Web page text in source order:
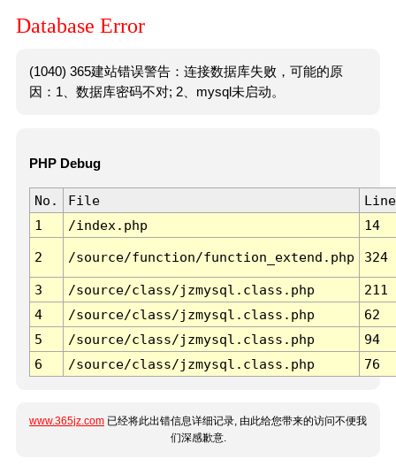
Database Error
(1040) 365建站错误警告：连接数据库失败，可能的原
因：1、数据库密码不对; 2、mysql未启动。
PHP Debug
No. File
Line
1
/index.php 14
2 /source/function/function_extend.php 324
3 /source/class/jzmysql.class.php
211
4
/source/class/jzmysql.class.php
62
5
/source/class/jzmysql.class.php
94
6
/source/class/jzmysql.class.php 76
www.365jz.com 已经将此出错信息详细记录, 由此给您带来的访问不便我
们深感歉意.